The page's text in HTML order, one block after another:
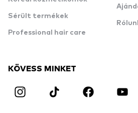
Sérült termékek
Professional hair care
KÖVESS MINKET